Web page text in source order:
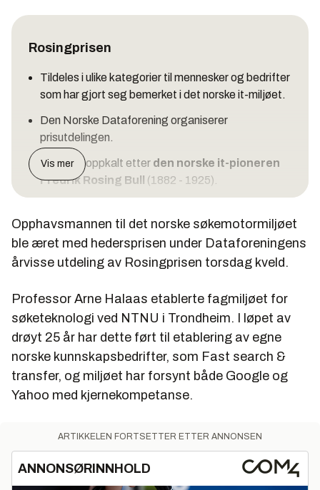
Rosingprisen
Tildeles i ulike kategorier til mennesker og bedrifter
som har gjort seg bemerket i det norske it-miljøet.
Den Norske Dataforening organiserer
prisutdelingen.
Prisen er oppkalt etter den norske it-pioneren
Fredrik Rosing Bull
(1882 - 1925).
utviklet en forbedret hullkort-maskin.
Etter hans død ble arbeidet videreført av partneren
Knut Andreas Knutsen (1888-1983) i det franske
Machines Bull - i dag Groupe Bull med 44 500
ansatte i 100 land.
Groupe Bull er fortsatt kjent for stormaskin-
systemer i samarbeid med NEC, GE, Honeywell
og andre industripartnere.
Vis mer
Opphavsmannen til det norske søkemotormiljøet
ble æret med hedersprisen under Dataforeningens
årvisse utdeling av Rosingprisen torsdag kveld.
Professor Arne Halaas etablerte fagmiljøet for
søketeknologi ved NTNU i Trondheim. I løpet av
drøyt 25 år har dette ført til etablering av egne
norske kunnskapsbedrifter, som Fast search &
transfer, og miljøet har forsynt både Google og
Yahoo med kjernekompetanse.
ARTIKKELEN FORTSETTER ETTER ANNONSEN
ANNONSØRINNHOLD